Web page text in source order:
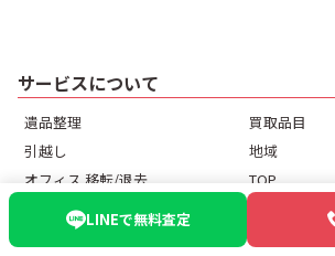
LINEで無料査定
サービスについて
遺品整理
引越し
オフィス 移転/退去
店舗 移転/退去
買取コラム
買取品目
地域
TOP